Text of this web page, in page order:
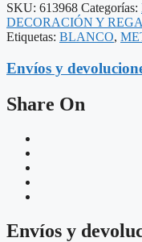
SKU: 613968 Categorías:
DECORACIÓN Y
Etiquetas: BLANCO,
Envíos y
Share On
Envíos y